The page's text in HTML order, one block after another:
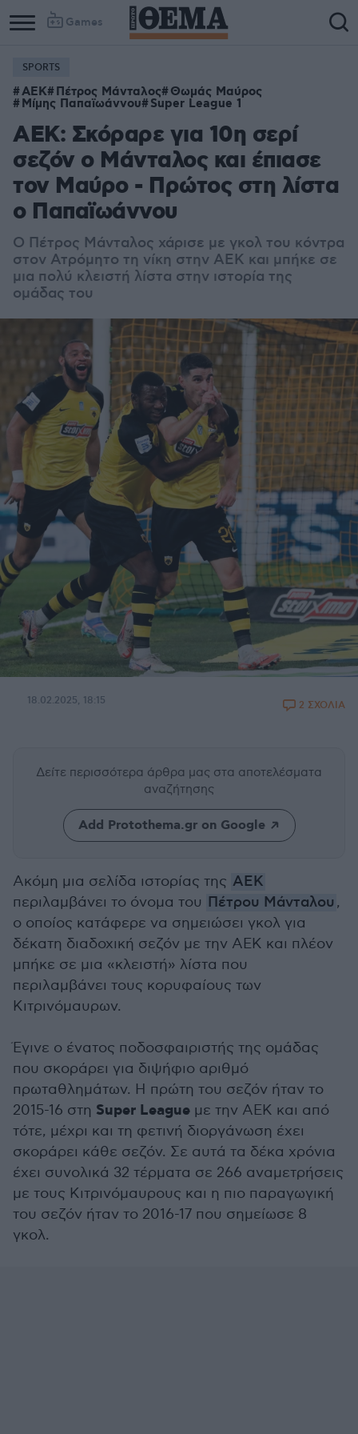
Games
Column
1
Column
2
SPORTS
ΑΕΚ Πέτρος Μάνταλος Θωμάς Μαύρος
Μίμης Παπαϊωάννου Super League 1
AEK: Σκόραρε για 10η σερί
σεζόν ο Μάνταλος και έπιασε
τον Μαύρο - Πρώτος στη λίστα
ο Παπαϊωάννου
Ο Πέτρος Μάνταλος χάρισε με γκολ του κόντρα
στον Ατρόμητο τη νίκη στην ΑΕΚ και μπήκε σε
μια πολύ κλειστή λίστα στην ιστορία της
ομάδας του
18.02.2025, 18:15 2 ΣΧΟΛΙΑ
Δείτε περισσότερα άρθρα μας στα αποτελέσματα
αναζήτησης
Add Protothema.gr on Google
Ακόμη μια σελίδα ιστορίας της ΑΕΚ
περιλαμβάνει το όνομα του Πέτρου Μάνταλου ,
ο οποίος κατάφερε να σημειώσει γκολ για
δέκατη διαδοχική σεζόν με την ΑΕΚ και πλέον
μπήκε σε μια «κλειστή» λίστα που
περιλαμβάνει τους κορυφαίους των
Κιτρινόμαυρων.
Έγινε ο ένατος ποδοσφαιριστής της ομάδας
που σκοράρει για διψήφιο αριθμό
πρωταθλημάτων. Η πρώτη του σεζόν ήταν το
2015-16 στη Super League με την ΑΕΚ και από
τότε, μέχρι και τη φετινή διοργάνωση έχει
σκοράρει κάθε σεζόν. Σε αυτά τα δέκα χρόνια
έχει συνολικά 32 τέρματα σε 266 αναμετρήσεις
με τους Κιτρινόμαυρους και η πιο παραγωγική
του σεζόν ήταν το 2016-17 που σημείωσε 8
γκολ.